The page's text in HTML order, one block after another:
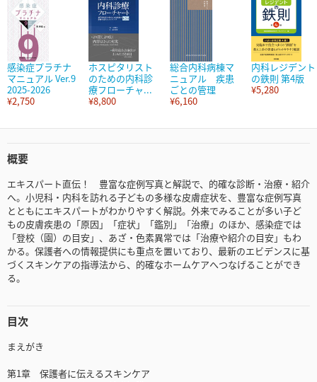
感染症プラチナ
マニュアル Ver.9
2025-2026
¥2,750
ホスピタリスト
のための内科診
療フローチャ...
¥8,800
総合内科病棟マ
ニュアル 疾患
ごとの管理
¥6,160
内科レジデント
の鉄則 第4版
¥5,280
概要
エキスパート直伝！ 豊富な症例写真と解説で、的確な診断・治療・紹介
へ。小児科・内科を訪れる子どもの多様な皮膚症状を、豊富な症例写真
とともにエキスパートがわかりやすく解説。外来でみることが多い子ど
もの皮膚疾患の「原因」「症状」「鑑別」「治療」のほか、感染症では
「登校（園）の目安」、あざ・色素異常では「治療や紹介の目安」もわ
かる。保護者への情報提供にも重点を置いており、最新のエビデンスに基
づくスキンケアの指導法から、的確なホームケアへつなげることができ
る。
目次
まえがき
第1章 保護者に伝えるスキンケア